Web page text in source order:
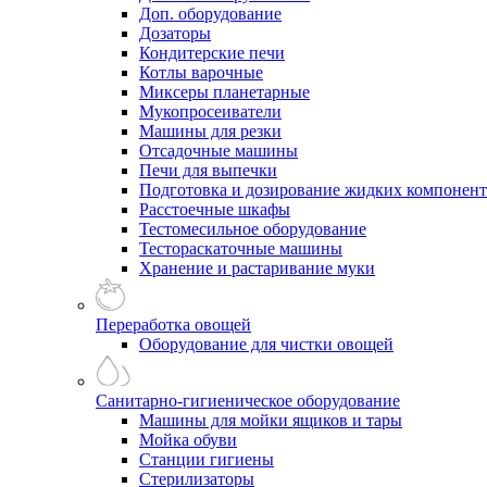
Доп. оборудование
Дозаторы
Кондитерские печи
Котлы варочные
Миксеры планетарные
Мукопросеиватели
Машины для резки
Отсадочные машины
Печи для выпечки
Подготовка и дозирование жидких
Расстоечные шкафы
Тестомесильное оборудование
Тестораскаточные машины
Хранение и растаривание муки
Переработка овощей
Оборудование для чистки овощей
Санитарно-гигиеническое оборудование
Машины для мойки ящиков и тары
Мойка обуви
Станции гигиены
Стерилизаторы